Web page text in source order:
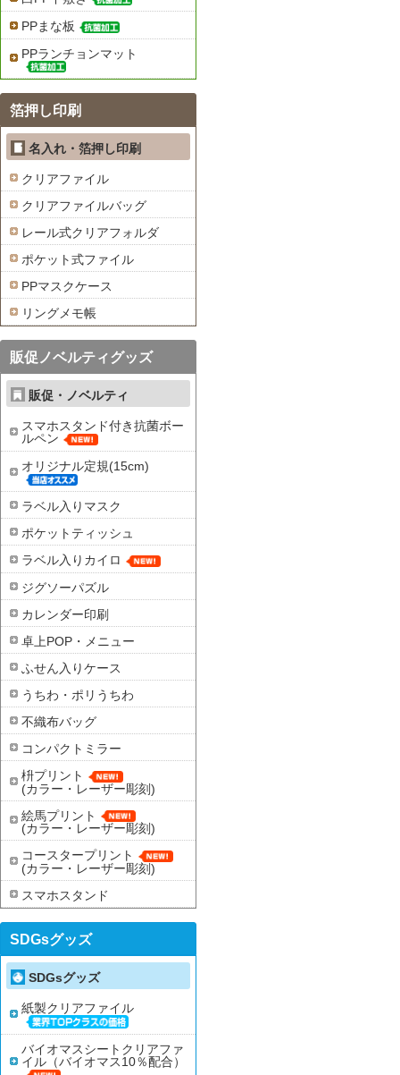
PPまな板
PPランチョンマット
箔押し印刷
名入れ・箔押し印刷
クリアファイル
クリアファイルバッグ
レール式クリアフォルダ
ポケット式ファイル
PPマスクケース
リングメモ帳
販促ノベルティグッズ
販促・ノベルティ
スマホスタンド付き抗菌ボー
ルペン
オリジナル定規(15cm)
ラベル入りマスク
ポケットティッシュ
ラベル入りカイロ
ジグソーパズル
カレンダー印刷
卓上POP・メニュー
ふせん入りケース
うちわ・ポリうちわ
不織布バッグ
コンパクトミラー
枡プリント
(カラー・レーザー彫刻)
絵馬プリント
(カラー・レーザー彫刻)
コースタープリント
(カラー・レーザー彫刻)
スマホスタンド
SDGsグッズ
SDGsグッズ
紙製クリアファイル
バイオマスシートクリアファ
イル（バイオマス10％配合）